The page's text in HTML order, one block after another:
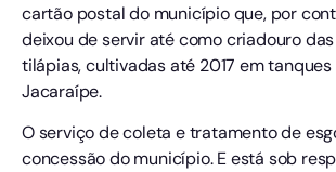
cartão postal do município que, por
deixou de servir até como criadouro
tilápias, cultivadas até 2017 em
Jacaraípe.
O serviço de coleta e tratamento de
concessão do município. E está sob